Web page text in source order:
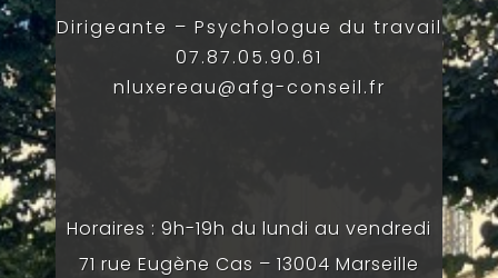
Dirigeante – Psychologue du travail
07.87.05.90.61
nluxereau@afg-conseil.fr
Horaires : 9h-19h du lundi au vendredi
71 rue Eugène Cas – 13004 Marseille